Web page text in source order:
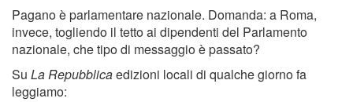
Pagano è parlamentare nazionale. Domanda: a Roma,
invece, togliendo il tetto ai dipendenti del Parlamento
nazionale, che tipo di messaggio è passato?
Su La Repubblicaedizioni locali di qualche giorno fa
leggiamo: